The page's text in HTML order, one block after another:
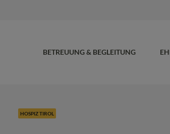
BETREUUNG & BEGLEITUNG
HOSPIZ TIROL